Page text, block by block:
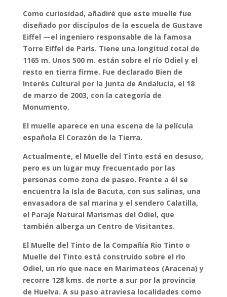
Como curiosidad, añadiré que este muelle fue
diseñado por discípulos de la escuela de Gustave
Eiffel —el ingeniero responsable de la famosa
Torre Eiffel de París. Tiene una longitud total de
1165 m. Unos 500 m. están sobre el río Odiel y el
resto en tierra firme. Fue declarado Bien de
Interés Cultural por la Junta de Andalucía, el 18
de marzo de 2003, con la categoría de
Monumento.
El muelle aparece en una escena de la película
española El Corazón de la Tierra.
Actualmente, el Muelle del Tinto está en desuso,
pero es un lugar muy frecuentado por las
personas como zona de paseo. Frente a él se
encuentra la Isla de Bacuta, con sus salinas, una
envasadora de sal marina y el sendero Calatilla,
el Paraje Natural Marismas del Odiel, que
también alberga un Centro de Visitantes.
El Muelle del Tinto de la Compañía Rio Tinto o
Muelle del Tinto está construido sobre el río
Odiel, un río que nace en Marimateos (Aracena) y
recorre 128 kms. de norte a sur por la provincia
de Huelva. A su paso atraviesa localidades como